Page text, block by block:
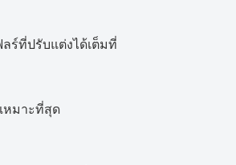
ร์ที่ปรับแต่งได้เต็มที่
หมาะที่สุด